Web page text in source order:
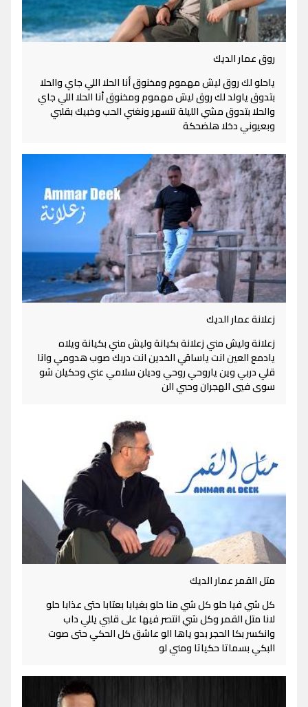
روق عمار الديك
ياحلو لك روق ليش مهموم ومخنوق أنا الحلا اللي جاي والحلا
بتدوق ياولد لك روق ليش مهموم ومخنوق أنا الحلا اللي جاي
والحلا بتدوق مشي الليلة تنسهر ونغني الحب وخبيك بقلبي
وبعيوني دخلا هلضحكة
زعلانة عمار الديك
زعلانة وليش مني زعلانة بكيانة وليش مني بكيانة ويلاه
يادمع العين انت ياساقي الخدين انت دربك صوب هدومي وانا
قلي دربي وين ياروحي روحي وديلن سلامي عني وحكيلن شو
سوى فيي الهجران وحبي الن
متل القمر عمار الديك
كل شي فيا حلو كل شي منا حلو بغيابا بعتابا حتى عذابا حلو
لانا متل القمر وكل شي انتصر فيها على قلبي يللي داب
وانكسر بكا الحجر بدو ياها الو عاشق كل الحكي حتى صوت
البكي بسماتا حكياتا ومني لو